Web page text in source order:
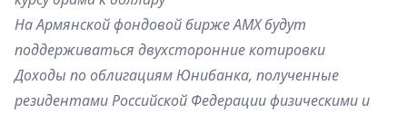
На Армянской фондовой бирже AMX будут
поддерживаться двухсторонние котировки
Доходы по облигациям Юнибанка, полученные
резидентами Российской Федерации физическими и